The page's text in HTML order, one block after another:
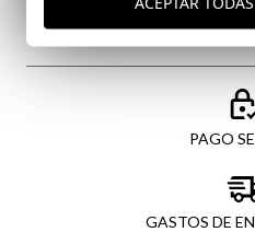
PAGO
GASTOS DE